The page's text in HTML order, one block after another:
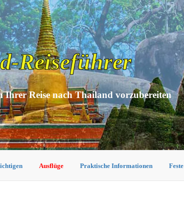
Reiseführer
Reise nach Thailand vorzubereiten
Ausflüge Praktische Informationen Feste